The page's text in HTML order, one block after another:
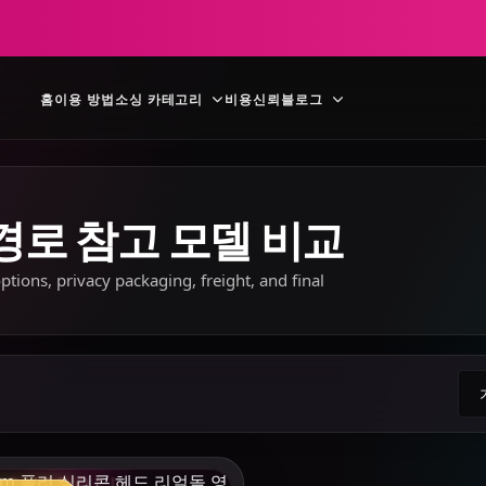
홈이용 방법소싱 카테고리 비용신뢰블로그
로 참고 모델 비교
privacy packaging, freight, and final